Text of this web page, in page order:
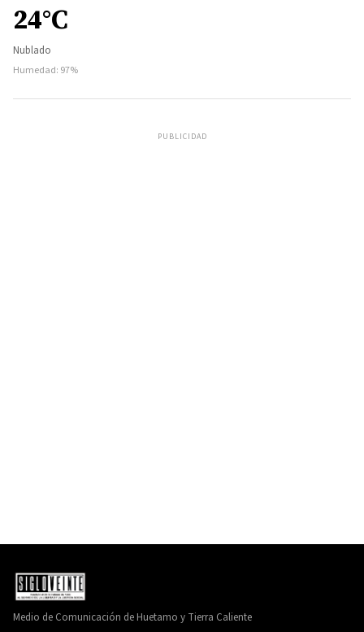
24°C
Nublado
Humedad: 97%
PUBLICIDAD
Medio de Comunicación de Huetamo y Tierra Caliente